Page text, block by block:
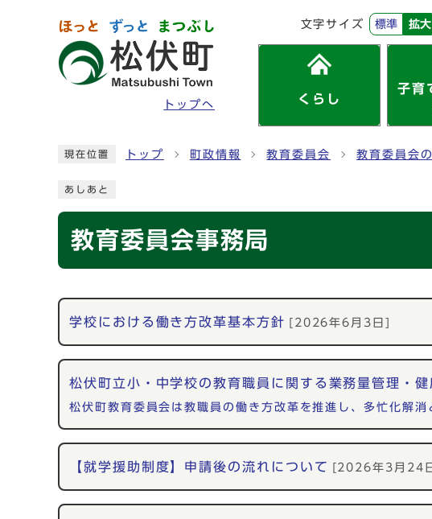
トップへ
文字サイズ 標準 拡大
くらし
子育
現在位置 トップ 町政情報 教育委員会 教育委員会
あしあと
教育委員会事務局
メインメニュー
学校における働き方改革基本方針 [2026年6月3日]
松伏町立小・中学校の教育職員に関する業務量管理・
松伏町教育委員会は教職員の働き方改革を推進し、多忙化解消
【就学援助制度】申請後の流れについて [2026年3月24